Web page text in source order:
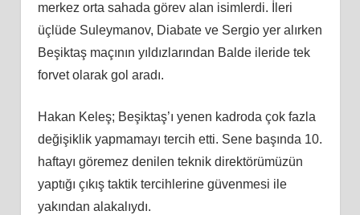
merkez orta sahada görev alan isimlerdi. İleri
üçlüde Suleymanov, Diabate ve Sergio yer alırken
Beşiktaş maçının yıldızlarından Balde ileride tek
forvet olarak gol aradı.
Hakan Keleş; Beşiktaş’ı yenen kadroda çok fazla
değişiklik yapmamayı tercih etti. Sene başında 10.
haftayı göremez denilen teknik direktörümüzün
yaptığı çıkış taktik tercihlerine güvenmesi ile
yakından alakalıydı.